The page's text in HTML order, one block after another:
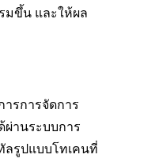
มขึ้น และให้ผล
รการจัดการ
ผ่านระบบการ
ลรูปแบบโทเคนที่